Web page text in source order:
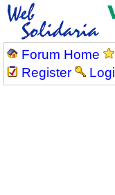
Forum Home
Register